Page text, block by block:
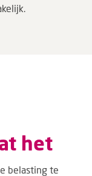
het
belasting te